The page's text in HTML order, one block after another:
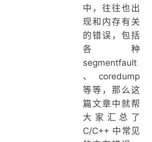
中，往往也出
现和内存有关
的错误，包括
各种
segmentfault
、coredump
等等，那么这
篇文章中就帮
大家汇总了
C/C++ 中常见